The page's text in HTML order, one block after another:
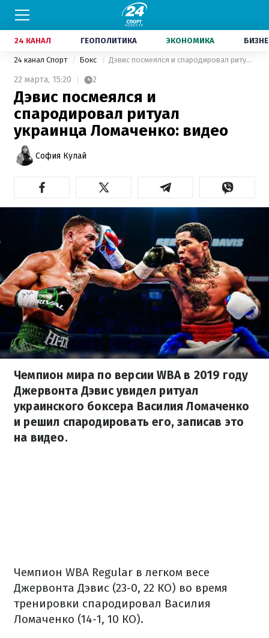
24 КАНАЛ ГЕОПОЛИТИКА ЭКОНОМИКА
24 канал Спорт Бокс Дэвис посмеялся и спародировал ритуал украинца Ломаченко: видео
22 марта, 15:20 2
Дэвис посмеялся и
спародировал ритуал
украинца Ломаченко: видео
София Кулай
Чемпион мира по версии WBА в 2019 году
Джервонта Дэвис увидел ритуал
украинского боксера Василия Ломаченко
и решил спародировать его, записав это
на видео.
Чемпион WBA Regular в легком весе
Джервонта Дэвис (23-0, 22 КО) во время
тренировки спародировал Василия
Ломаченко (14-1, 10 КО).